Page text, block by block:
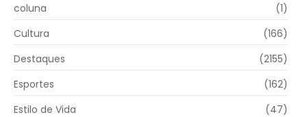
coluna
(1)
Cultura
(166)
Destaques
(2155)
Esportes
(162)
Estilo de Vida
(47)